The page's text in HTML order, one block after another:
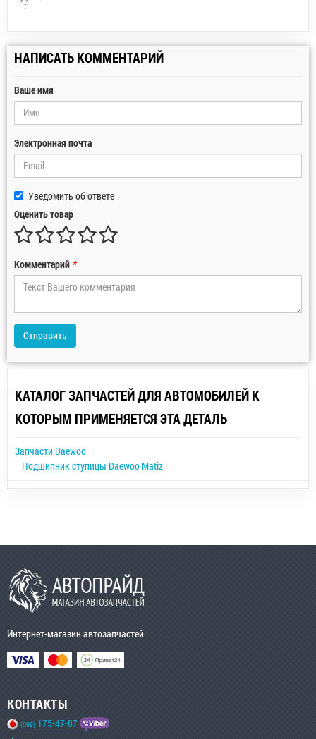
НАПИСАТЬ КОММЕНТАРИЙ
Ваше имя
Электронная почта
Уведомить об ответе
Оценить товар
Комментарий *
Отправить
КАТАЛОГ ЗАПЧАСТЕЙ ДЛЯ АВТОМОБИЛЕЙ К
КОТОРЫМ ПРИМЕНЯЕТСЯ ЭТА ДЕТАЛЬ
Запчасти Daewoo
Подшипник ступицы Daewoo Matiz
Интернет-магазин автозапчастей
КОНТАКТЫ
(099) 175-47-87